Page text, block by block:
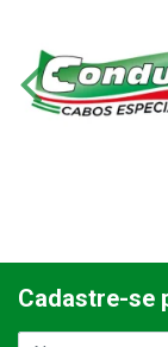
Cadastre-se